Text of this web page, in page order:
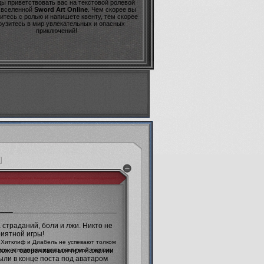
приветствовать вас на текстовой ролевой
вселенной Sword Art Online . Чем скорее вы
с ролью и напишете квенту, тем скорее
в мир увлекательных и опасных
приключений!
боли и лжи. Никто не
игры!
сворачиваться при нажатии
в конце поста под аватаром
и Диабель не успевают толком
о падении так называемой тюрьмы